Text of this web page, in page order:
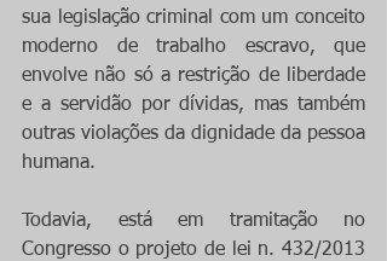
sua legislação criminal com um conceito
moderno de trabalho escravo, que
envolve não só a restrição de liberdade
e a servidão por dívidas, mas também
outras violações da dignidade da pessoa
humana.
Todavia, está em tramitação no
Congresso o projeto de lei n. 432/2013